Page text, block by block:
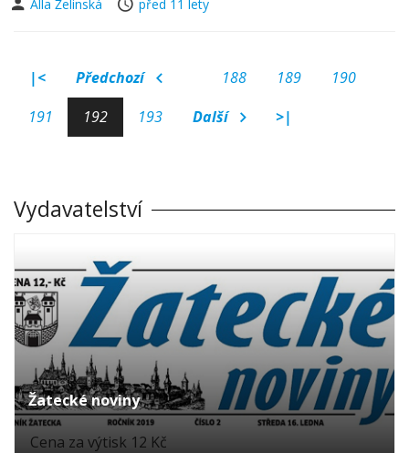
Alla Želinská
před 11 lety
|< Předchozí 188 189
190
191
192 193 Další >|
Vydavatelství
Žatecké noviny
Cena za výtisk 12 Kč